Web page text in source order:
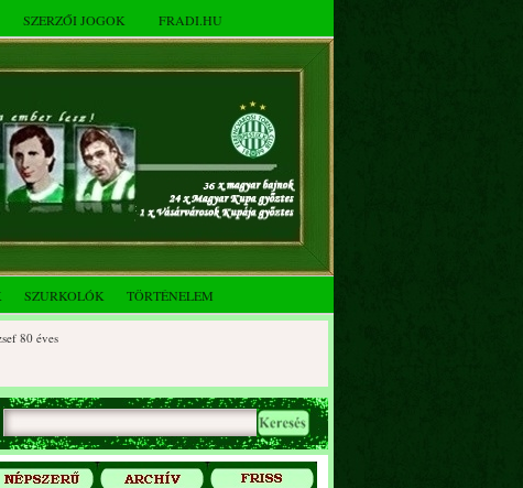
SZERZŐI JOGOK FRADI.HU
SZURKOLÓK TÖRTÉNELEM
éves
éves